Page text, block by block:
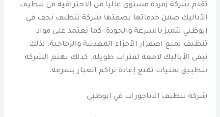
تقدم شركة زمردة مستوى عالياً من الاحترافية في تنظيف
الأباليك ضمن خدماتها بصفتها شركة تنظيف نجف في
ابوظبي تتميز بالسرعة والجودة. كما تعتمد على مواد
تنظيف تمنع اصفرار الأجزاء المعدنية والزجاجية. لذلك
تبقى الأباليك لامعة لفترات طويلة. كذلك تهتم الشركة
بتطبيق تقنيات تمنع إعادة تراكم الغبار بسرعة.
شركة تنظيف الاباجورات في ابوظبي